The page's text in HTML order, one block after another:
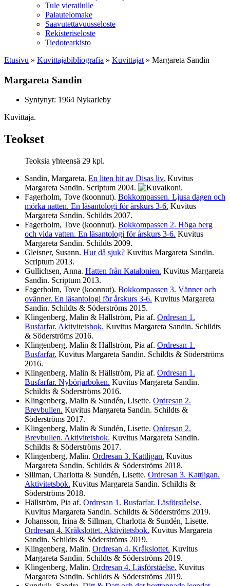
Tule vierailulle
Palautelomake
Saavutettavuusseloste
Rekisteriseloste
Tiedotearkisto
Etusivu » Kuvittaja­bibliografia » Kuvittajat » Margareta Sandin
Margareta Sandin
Syntynyt: 1964 Nykarleby
Kuvittaja.
Teokset
Teoksia yhteensä 29 kpl.
Sandin, Margareta. En liten bit av Disas liv. Kuvitus
Margareta Sandin. Scriptum 2004.
Fagerholm, Tove (koonnut). Bokkompassen. Ljusa dagen och
mörka natten. En läsantologi för årskurs 3-6. Kuvitus
Margareta Sandin. Schildts 2007.
Fagerholm, Tove (koonnut). Bokkompassen 2. Höga berg
och vida vatten. En läsantologi för årskurs 3-6. Kuvitus
Margareta Sandin. Schildts 2009.
Gleisner, Susann. Hur då sjuk? Kuvitus Margareta Sandin.
Scriptum 2013.
Gullichsen, Anna. Hatten från Katalonien. Kuvitus Margareta
Sandin. Scriptum 2013.
Fagerholm, Tove (koonnut). Bokkompassen 3. Vänner och
ovänner. En läsantologi för årskurs 3-6. Kuvitus Margareta
Sandin. Schildts & Söderströms 2015.
Klingenberg, Malin & Hällström, Pia af. Ordresan 1.
Busfarfar. Aktivitetsbok. Kuvitus Margareta Sandin. Schildts
& Söderströms 2016.
Klingenberg, Malin & Hällström, Pia af. Ordresan 1.
Busfarfar. Kuvitus Margareta Sandin. Schildts & Söderströms
2016.
Klingenberg, Malin & Hällström, Pia af. Ordresan 1.
Busfarfar. Nybörjarboken. Kuvitus Margareta Sandin.
Schildts & Söderströms 2016.
Klingenberg, Malin & Sundén, Lisette. Ordresan 2.
Brevbullen. Kuvitus Margareta Sandin. Schildts &
Söderströms 2017.
Klingenberg, Malin & Sundén, Lisette. Ordresan 2.
Brevbullen. Aktivitetsbok. Kuvitus Margareta Sandin.
Schildts & Söderströms 2017.
Klingenberg, Malin. Ordresan 3. Kattligan. Kuvitus
Margareta Sandin. Schildts & Söderströms 2018.
Sillman, Charlotta & Sundén, Lisette. Ordresan 3. Kattligan.
Aktivitetsbok. Kuvitus Margareta Sandin. Schildts &
Söderströms 2018.
Hällström, Pia af. Ordresan 1. Busfarfar. Läsförståelse.
Kuvitus Margareta Sandin. Schildts & Söderströms 2019.
Johansson, Irina & Sillman, Charlotta & Sundén, Lisette.
Ordresan 4. Kråkslottet. Aktivitetsbok. Kuvitus Margareta
Sandin. Schildts & Söderströms 2019.
Klingenberg, Malin. Ordresan 4. Kråkslottet. Kuvitus
Margareta Sandin. Schildts & Söderströms 2019.
Klingenberg, Malin. Ordresan 4. Läsförståelse. Kuvitus
Margareta Sandin. Schildts & Söderströms 2019.